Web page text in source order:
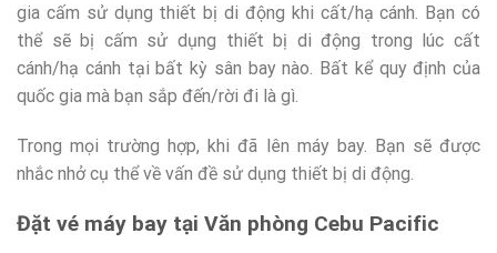
gia cấm sử dụng thiết bị di động khi cất/hạ cánh. Bạn có
thể sẽ bị cấm sử dụng thiết bị di động trong lúc cất
cánh/hạ cánh tại bất kỳ sân bay nào. Bất kể quy định của
quốc gia mà bạn sắp đến/rời đi là gì.
Trong mọi trường hợp, khi đã lên máy bay. Bạn sẽ được
nhắc nhở cụ thể về vấn đề sử dụng thiết bị di động.
Đặt vé máy bay tại Văn phòng Cebu Pacific